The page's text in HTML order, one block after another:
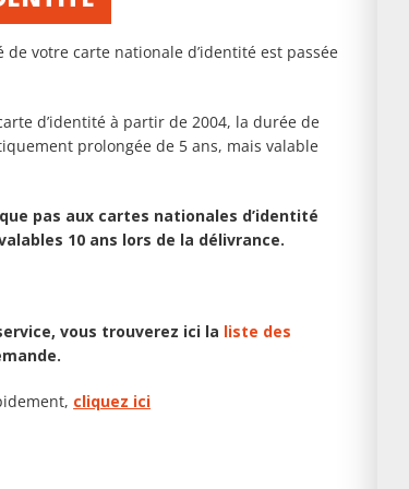
votre carte nationale d’identité est passée
d’identité à partir de 2004, la durée de
prolongée de 5 ans, mais valable
pas aux cartes nationales d’identité
10 ans lors de la délivrance.
vous trouverez ici la liste des
cliquez ici